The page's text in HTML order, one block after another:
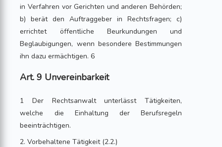
in Verfahren vor Gerichten und anderen Behörden;
b) berät den Auftraggeber in Rechtsfragen; c)
errichtet öffentliche Beurkundungen und
Beglaubigungen, wenn besondere Bestimmungen
ihn dazu ermächtigen. 6
Art. 9 Unvereinbarkeit
1 Der Rechtsanwalt unterlässt Tätigkeiten,
welche die Einhaltung der Berufsregeln
beeinträchtigen.
2. Vorbehaltene Tätigkeit (2.2.)